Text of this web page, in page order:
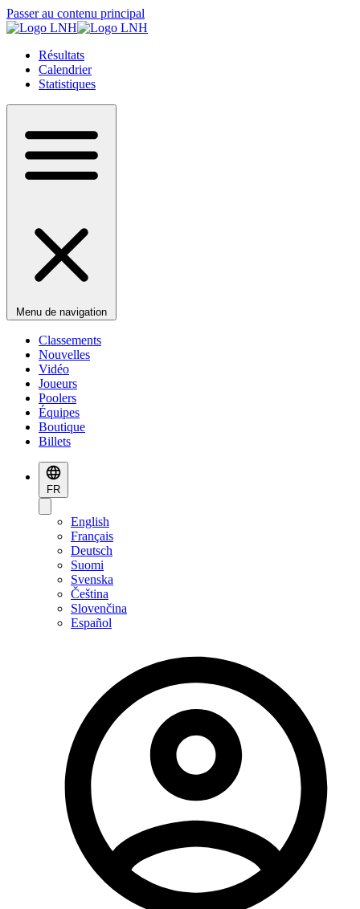
Passer au contenu principal
Résultats
Calendrier
Statistiques
Menu de navigation
Classements
Nouvelles
Vidéo
Joueurs
Poolers
Équipes
Boutique
Billets
FR
English
Français
Deutsch
Suomi
Svenska
Čeština
Slovenčina
Español